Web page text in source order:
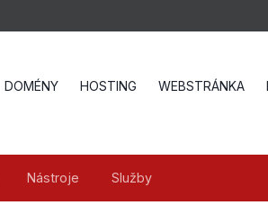
DOMÉNY HOSTING WEBSTRÁNKA
Nástroje Služby